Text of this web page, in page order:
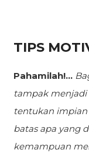
TIPS
Pahamilah!...
tampak
tentukan impian
batas apa yang
kemampuan